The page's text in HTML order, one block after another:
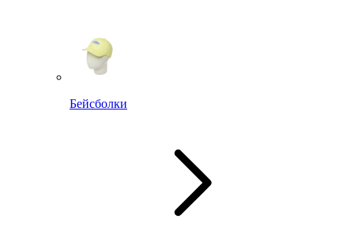
Бейсболки